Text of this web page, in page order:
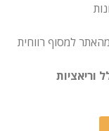
למסוף רווחית
וריאציות